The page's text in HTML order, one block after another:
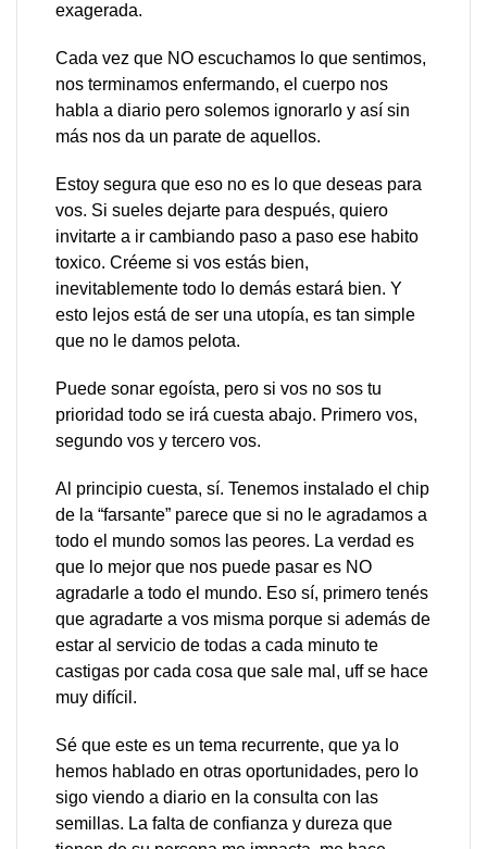
exagerada.
Cada vez que NO escuchamos lo que sentimos,
nos terminamos enfermando, el cuerpo nos
habla a diario pero solemos ignorarlo y así sin
más nos da un parate de aquellos.
Estoy segura que eso no es lo que deseas para
vos. Si sueles dejarte para después, quiero
invitarte a ir cambiando paso a paso ese habito
toxico. Créeme si vos estás bien,
inevitablemente todo lo demás estará bien. Y
esto lejos está de ser una utopía, es tan simple
que no le damos pelota.
Puede sonar egoísta, pero si vos no sos tu
prioridad todo se irá cuesta abajo. Primero vos,
segundo vos y tercero vos.
Al principio cuesta, sí. Tenemos instalado el chip
de la “farsante” parece que si no le agradamos a
todo el mundo somos las peores. La verdad es
que lo mejor que nos puede pasar es NO
agradarle a todo el mundo. Eso sí, primero tenés
que agradarte a vos misma porque si además de
estar al servicio de todas a cada minuto te
castigas por cada cosa que sale mal, uff se hace
muy difícil.
Sé que este es un tema recurrente, que ya lo
hemos hablado en otras oportunidades, pero lo
sigo viendo a diario en la consulta con las
semillas. La falta de confianza y dureza que